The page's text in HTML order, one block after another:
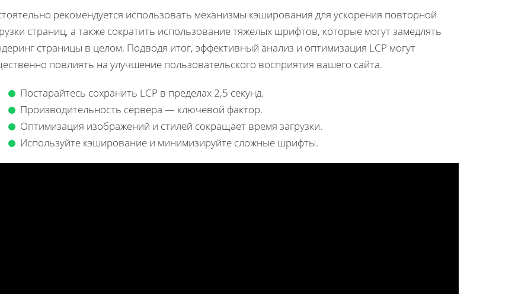
рекомендуется использовать механизмы кэширования для ускорения повторной
страниц, а также сократить использование тяжелых шрифтов, которые могут замедлять
страницы в целом. Подводя итог, эффективный анализ и оптимизация LCP могут
повлиять на улучшение пользовательского восприятия вашего сайта.
Постарайтесь сохранить LCP в пределах 2,5 секунд.
Производительность сервера — ключевой фактор.
Оптимизация изображений и стилей сокращает время загрузки.
Используйте кэширование и минимизируйте сложные шрифты.